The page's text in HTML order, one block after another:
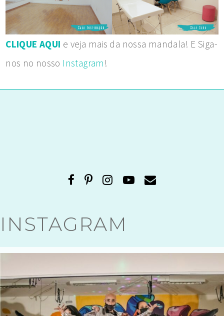
CLIQUE AQUI e veja mais da nossa mandala! E Siga-
nos no nosso Instagram !
INSTAGRAM